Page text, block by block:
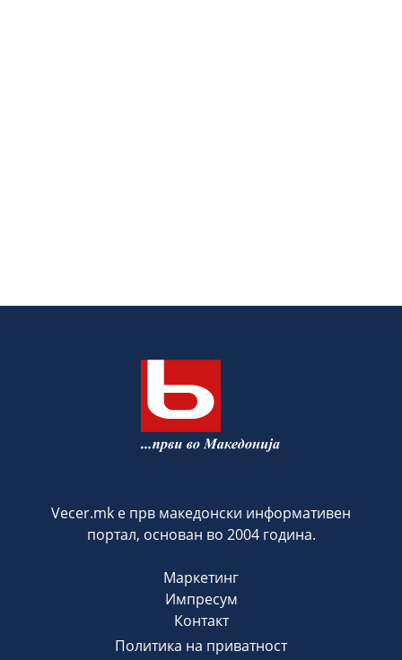
Vecer.mk е прв македонски информативен
портал, основан во 2004 година.
Маркетинг
Импресум
Контакт
Политика на приватност